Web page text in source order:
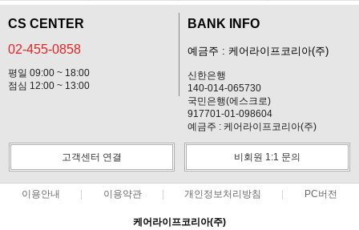
CS CENTER
02-455-0858
평일 09:00 ~ 18:00
점심 12:00 ~ 13:00
BANK INFO
예금주 : 케어라이프코리아(주)
신한은행
140-014-065730
국민은행(에스크로)
917701-01-098604
예금주 : 케어라이프코리아(주)
고객센터 연결 비회원 1:1 문의
이용안내 이용약관 개인정보처리방침 PC버전
케어라이프코리아(주)